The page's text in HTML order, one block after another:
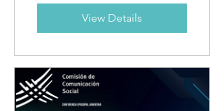
View Details